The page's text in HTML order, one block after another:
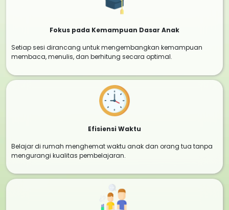
Fokus pada Kemampuan Dasar Anak
Setiap sesi dirancang untuk mengembangkan kemampuan
membaca, menulis, dan berhitung secara optimal.
Efisiensi Waktu
Belajar di rumah menghemat waktu anak dan orang tua tanpa
mengurangi kualitas pembelajaran.